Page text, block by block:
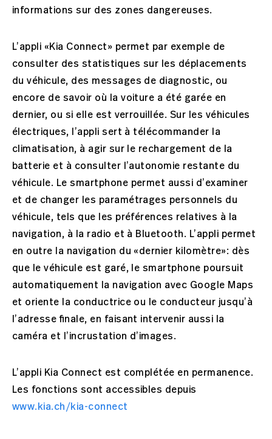
informations sur des zones dangereuses.
L’appli «Kia Connect» permet par exemple de
consulter des statistiques sur les déplacements
du véhicule, des messages de diagnostic, ou
encore de savoir où la voiture a été garée en
dernier, ou si elle est verrouillée. Sur les véhicules
électriques, l’appli sert à télécommander la
climatisation, à agir sur le rechargement de la
batterie et à consulter l’autonomie restante du
véhicule. Le smartphone permet aussi d’examiner
et de changer les paramétrages personnels du
véhicule, tels que les préférences relatives à la
navigation, à la radio et à Bluetooth. L’appli permet
en outre la navigation du «dernier kilomètre»: dès
que le véhicule est garé, le smartphone poursuit
automatiquement la navigation avec Google Maps
et oriente la conductrice ou le conducteur jusqu’à
l’adresse finale, en faisant intervenir aussi la
caméra et l’incrustation d’images.
L’appli Kia Connect est complétée en permanence.
Les fonctions sont accessibles depuis
www.kia.ch/kia-connect